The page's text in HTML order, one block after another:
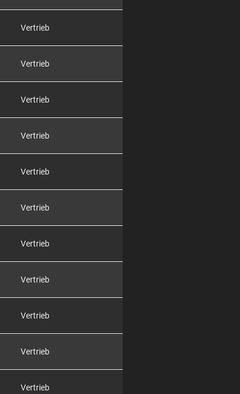
Vertrieb
Vertrieb
Vertrieb
Vertrieb
Vertrieb
Vertrieb
Vertrieb
Vertrieb
Vertrieb
Vertrieb
Vertrieb